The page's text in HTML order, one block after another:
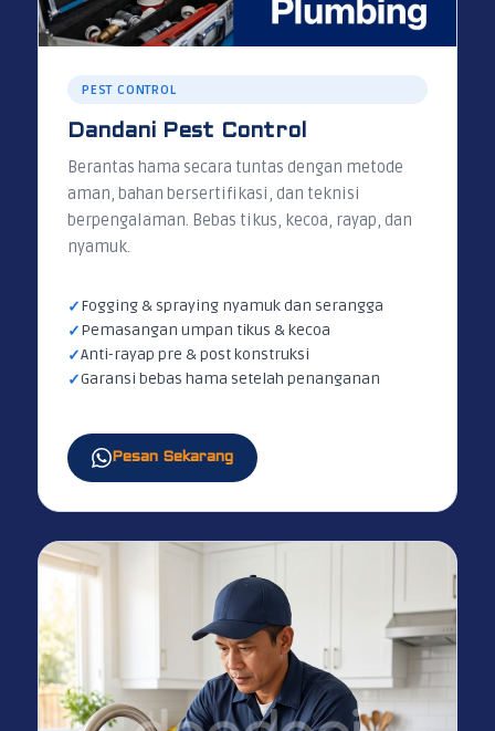
PEST CONTROL
Dandani Pest Control
Berantas hama secara tuntas dengan metode
aman, bahan bersertifikasi, dan teknisi
berpengalaman. Bebas tikus, kecoa, rayap, dan
nyamuk.
Fogging & spraying nyamuk dan serangga
Pemasangan umpan tikus & kecoa
Anti-rayap pre & post konstruksi
Garansi bebas hama setelah penanganan
Pesan Sekarang